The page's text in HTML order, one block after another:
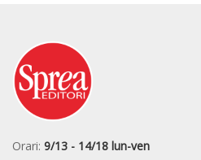
Orari: 9/13 - 14/18 lun-ven